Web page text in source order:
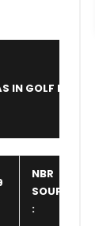
IN GOLF IV+V
NBR
SOUPAPE
: